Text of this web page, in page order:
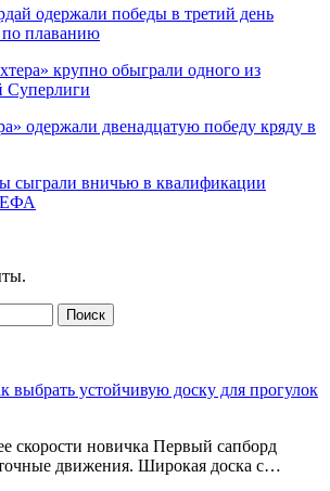
одержали победы в третий день
по плаванию
крупно обыграли одного из
Суперлиги
одержали двенадцатую победу кряду в
сыграли вничью в квалификации
выбрать устойчивую доску для прогулок
скорости новичка Первый сапборд
движения. Широкая доска с…